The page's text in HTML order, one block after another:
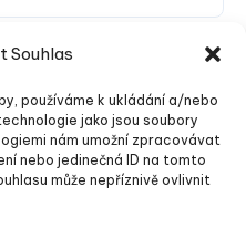
Souhlas
používáme k ukládání a/nebo
jako jsou soubory
nám umožní zpracovávat
nebo jedinečná ID na tomto
může nepříznivě ovlivnit